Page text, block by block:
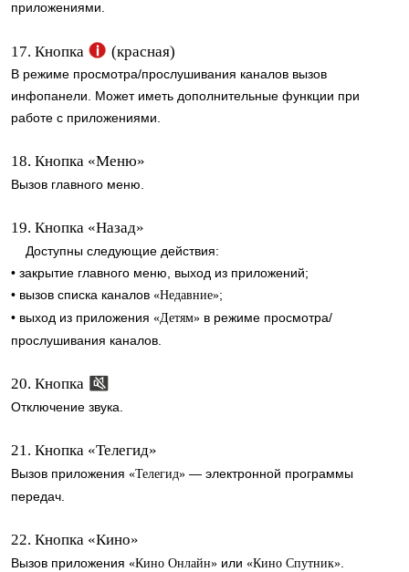
приложениями.
17. Кнопка (красная)
В режиме просмотра/прослушивания каналов вызов
инфопанели. Может иметь дополнительные функции при
работе с приложениями.
18. Кнопка «Меню»
Вызов главного меню.
19. Кнопка «Назад»
Доступны следующие действия:
• закрытие главного меню, выход из приложений;
• вызов списка каналов «Недавние»;
• выход из приложения «Детям» в режиме просмотра/
прослушивания каналов.
20. Кнопка
Отключение звука.
21. Кнопка «Телегид»
Вызов приложения «Телегид» — электронной программы
передач.
22. Кнопка «Кино»
Вызов приложения «Кино Онлайн» или «Кино Спутник»